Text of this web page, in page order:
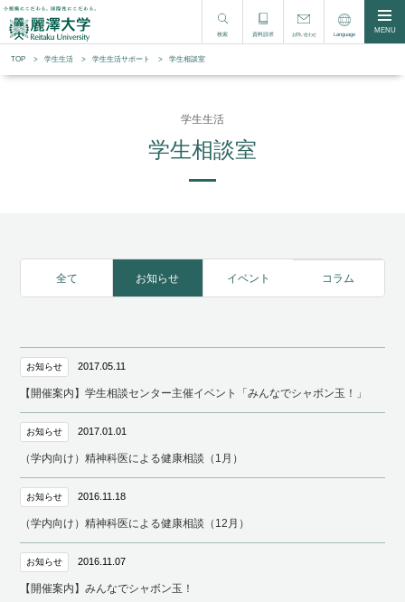
検索 資料請求 お問い合わせ Language MENU
TOP 学生生活 学⽣⽣活サポート 学生相談室
学生生活
学生相談室
全て お知らせ イベント コラム
お知らせ 2017.05.11
【開催案内】学生相談センター主催イベント「みんなでシャボン玉！」
お知らせ 2017.01.01
（学内向け）精神科医による健康相談（1月）
お知らせ 2016.11.18
（学内向け）精神科医による健康相談（12月）
お知らせ 2016.11.07
【開催案内】みんなでシャボン玉！